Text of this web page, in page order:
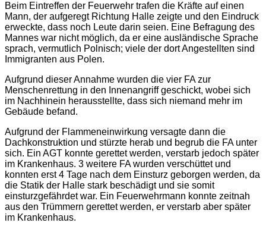
Beim Eintreffen der Feuerwehr trafen die Kräfte auf einen
Mann, der aufgeregt Richtung Halle zeigte und den Eindruck
erweckte, dass noch Leute darin seien. Eine Befragung des
Mannes war nicht möglich, da er eine ausländische Sprache
sprach, vermutlich Polnisch; viele der dort Angestellten sind
Immigranten aus Polen.
Aufgrund dieser Annahme wurden die vier FA zur
Menschenrettung in den Innenangriff geschickt, wobei sich
im Nachhinein herausstellte, dass sich niemand mehr im
Gebäude befand.
Aufgrund der Flammeneinwirkung versagte dann die
Dachkonstruktion und stürzte herab und begrub die FA unter
sich. Ein AGT konnte gerettet werden, verstarb jedoch später
im Krankenhaus. 3 weitere FA wurden verschüttet und
konnten erst 4 Tage nach dem Einsturz geborgen werden, da
die Statik der Halle stark beschädigt und sie somit
einsturzgefährdet war. Ein Feuerwehrmann konnte zeitnah
aus den Trümmern gerettet werden, er verstarb aber später
im Krankenhaus.